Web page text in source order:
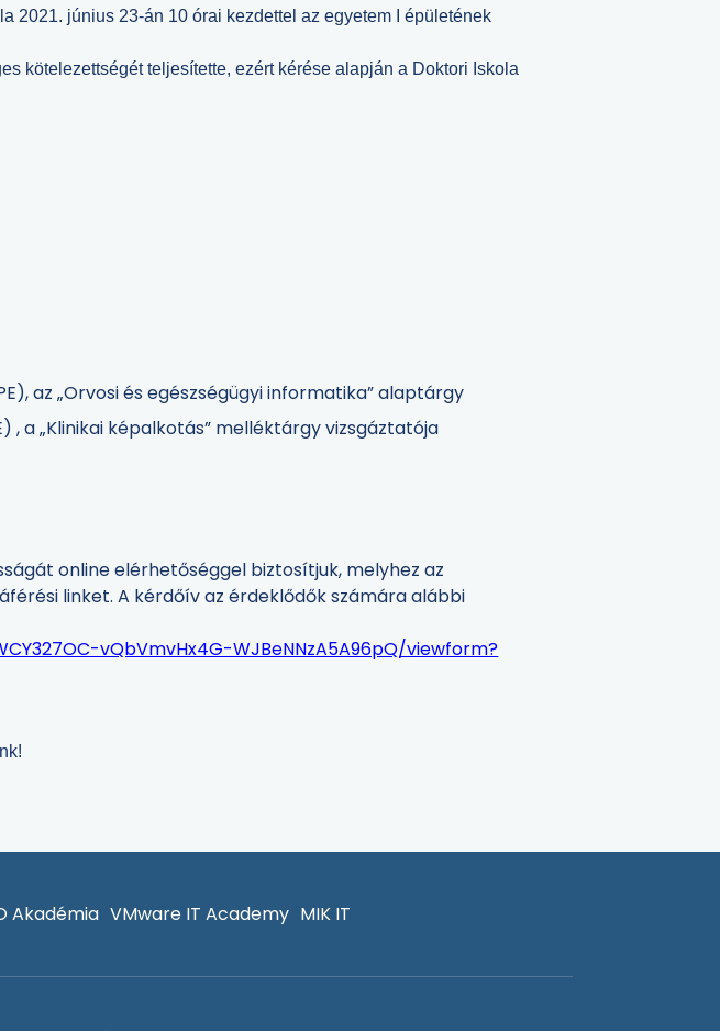
2021. június 23-án 10 órai kezdettel az egyetem I épületének
kötelezettségét teljesítette, ezért kérése alapján a Doktori Iskola
az „Orvosi és egészségügyi informatika” alaptárgy
, a „Klinikai képalkotás” melléktárgy vizsgáztatója
online elérhetőséggel biztosítjuk, melyhez az
linket. A kérdőív az érdeklődők számára alábbi
vQbVmvHx4G-WJBeNNzA5A96pQ/viewform?
Akadémia VMware IT Academy MIK IT